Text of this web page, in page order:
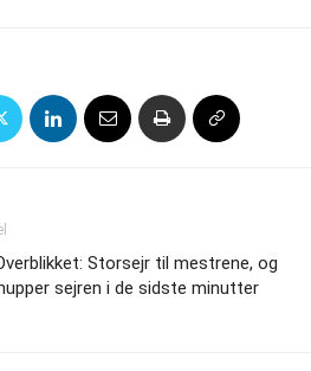
Storsejr til mestrene, og
sejren i de sidste minutter